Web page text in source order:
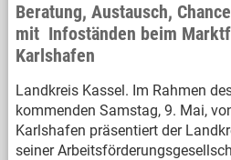
Beratung, Austausch,
mit Infoständen beim
Karlshafen
Landkreis Kassel. Im Rahmen
kommenden Samstag, 9. Mai,
Karlshafen präsentiert der
seiner